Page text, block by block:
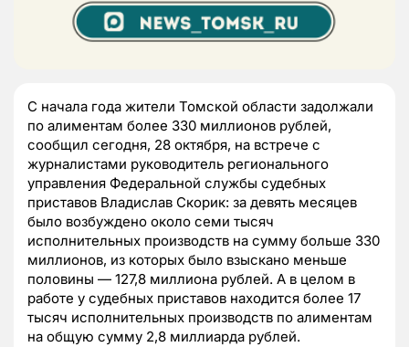
С начала года жители Томской области задолжали
по алиментам более 330 миллионов рублей,
сообщил сегодня, 28 октября, на встрече с
журналистами руководитель регионального
управления Федеральной службы судебных
приставов Владислав Скорик: за девять месяцев
было возбуждено около семи тысяч
исполнительных производств на сумму больше 330
миллионов, из которых было взыскано меньше
половины — 127,8 миллиона рублей. А в целом в
работе у судебных приставов находится более 17
тысяч исполнительных производств по алиментам
на общую сумму 2,8 миллиарда рублей.